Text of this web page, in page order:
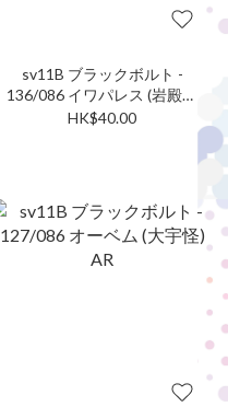
sv11B ブラックボルト -
136/086 イワパレス (岩殿居
蟹) AR
HK$40.00